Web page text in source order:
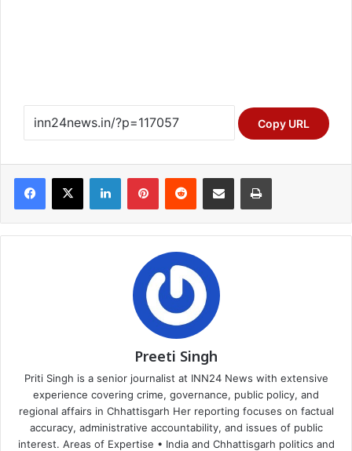
Copy URL
Facebook
X LinkedInPinterestReddit Share via Email Print
Preeti Singh
Priti Singh is a senior journalist at INN24 News with extensive
experience covering crime, governance, public policy, and
regional affairs in Chhattisgarh Her reporting focuses on factual
accuracy, administrative accountability, and issues of public
interest. Areas of Expertise • India and Chhattisgarh politics and